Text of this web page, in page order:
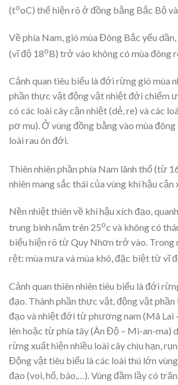
(tooC) thể hiện rõ ở đồng bằng Bắc Bộ
Về phía Nam, gió mùa Đông Bắc yếu
(vĩ độ 18oB) trở vào không có mùa đông
Cảnh quan tiêu biểu là đới rừng gió mùa
phần thực vật động vật nhiệt đới chiếm
có các loài cây cận nhiệt (dẻ, re) và các
pơ mu). Ở vùng đồng bằng vào mùa
loài rau ôn đới.
Thiên nhiên phần phía Nam lãnh thổ (từ
nhiên mang sắc thái của vùng khí hậu cận
Nền nhiệt thiên về khí hậu xích đạo,
trung bình năm trên 25oc và không có
biểu hiện rõ từ Quy Nhơn trở vào. Trong
rệt: mùa mưa và mùa khô, đặc biệt từ vĩ
Cảnh quan thiên nhiên tiêu biểu là đới
đạo. Thành phần thực vật, động vật
đạo và nhiệt đới từ phương nam (Mã Lai
lên hoặc từ phía tây (Ân Độ – Mi-an-ma)
rừng xuất hiện nhiều loài cây chịu hạn,
Động vật tiêu biểu là các loài thú lớn
đạo (voi, hổ, báo,…). Vùng đầm lầy có trăn,